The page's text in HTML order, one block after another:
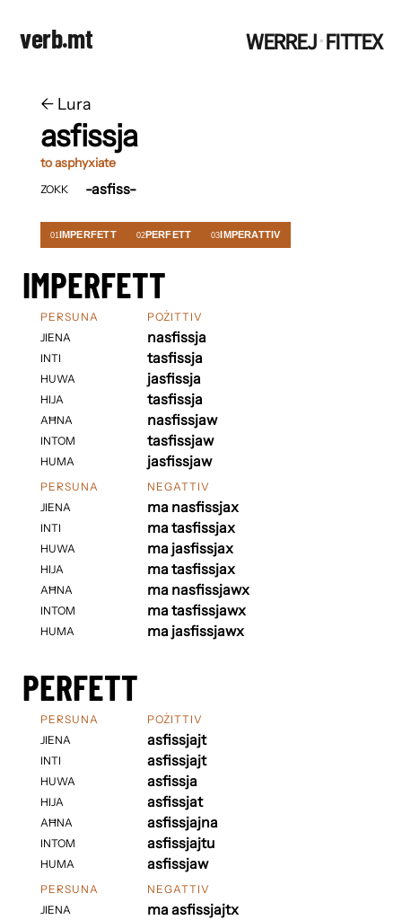
verb.mt WERREJ·FITTEX
← ​​Lura
asfissja
to asphyxiate
ZOKK -asfiss-
01IMPERFETT 02PERFETT 03IMPERATTIV
IMPERFETT
PERSUNA
JIENA
INTI
HUWA
HIJA
AĦNA
INTOM
HUMA
POŻITTIV
nasfissja
tasfissja
jasfissja
tasfissja
nasfissjaw
tasfissjaw
jasfissjaw
PERSUNA
JIENA
INTI
HUWA
HIJA
AĦNA
INTOM
HUMA
NEGATTIV
ma nasfissjax
ma tasfissjax
ma jasfissjax
ma tasfissjax
ma nasfissjawx
ma tasfissjawx
ma jasfissjawx
PERFETT
PERSUNA
JIENA
INTI
HUWA
HIJA
AĦNA
INTOM
HUMA
POŻITTIV
asfissjajt
asfissjajt
asfissja
asfissjat
asfissjajna
asfissjajtu
asfissjaw
PERSUNA
JIENA
NEGATTIV
ma asfissjajtx